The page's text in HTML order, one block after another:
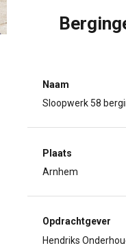
Naam
Sloopwerk 58
Plaats
Arnhem
Opdrachtgever
Hendriks